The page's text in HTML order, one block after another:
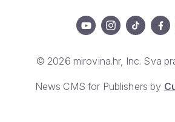
© 2026 mirovina.hr, Inc. Sva
News CMS for Publishers by